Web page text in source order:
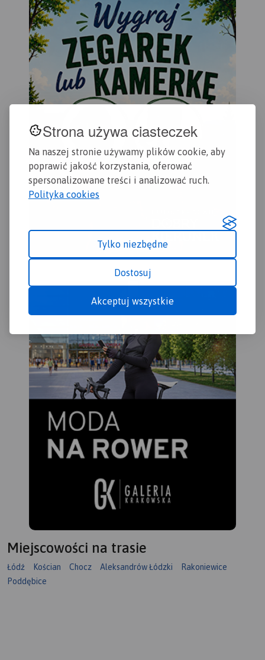
Strona używa ciasteczek
Na naszej stronie używamy plików cookie, aby
poprawić jakość korzystania, oferować
spersonalizowane treści i analizować ruch.
Polityka cookies
Tylko niezbędne
Dostosuj
Akceptuj wszystkie
Zielonki oraz Park
Krajobrazowy Promno.
Miejscowości na trasie
Łódź Kościan Chocz Aleksandrów Łódzki
Rakoniewice
Poddębice